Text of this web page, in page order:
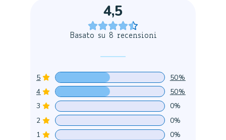
4,5
Basato su 8 recensioni
5
50%
4
50%
3
0%
2
0%
1
0%